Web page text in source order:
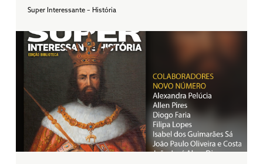
Super Interessante – História